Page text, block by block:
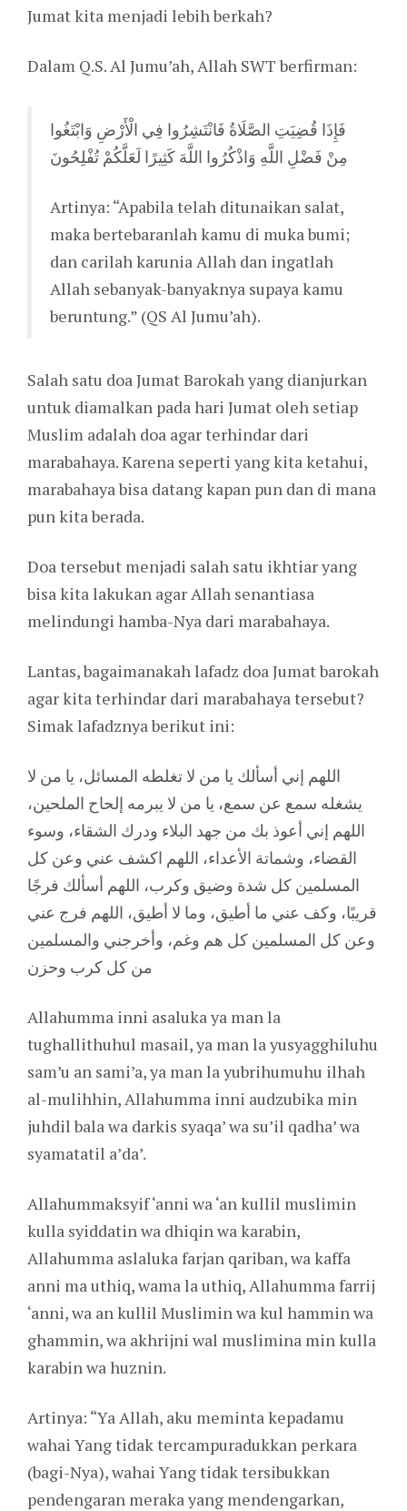
Jumat kita menjadi lebih berkah?
Dalam Q.S. Al Jumu’ah, Allah SWT berfirman:
فَإِذَا قُضِيَتِ الصَّلَاةُ فَانْتَشِرُوا فِي الْأَرْضِ وَابْتَغُوا
مِنْ فَضْلِ اللَّهِ وَاذْكُرُوا اللَّهَ كَثِيرًا لَعَلَّكُمْ تُفْلِحُونَ
Artinya: “Apabila telah ditunaikan salat,
maka bertebaranlah kamu di muka bumi;
dan carilah karunia Allah dan ingatlah
Allah sebanyak-banyaknya supaya kamu
beruntung.” (QS Al Jumu’ah).
Salah satu doa Jumat Barokah yang dianjurkan
untuk diamalkan pada hari Jumat oleh setiap
Muslim adalah doa agar terhindar dari
marabahaya. Karena seperti yang kita ketahui,
marabahaya bisa datang kapan pun dan di mana
pun kita berada.
Doa tersebut menjadi salah satu ikhtiar yang
bisa kita lakukan agar Allah senantiasa
melindungi hamba-Nya dari marabahaya.
Lantas, bagaimanakah lafadz doa Jumat barokah
agar kita terhindar dari marabahaya tersebut?
Simak lafadznya berikut ini:
اللهم إني أسألك يا من لا تغلطه المسائل، يا من لا
يشغله سمع عن سمع، يا من لا يبرمه إلحاح الملحين،
اللهم إني أعوذ بك من جهد البلاء ودرك الشقاء، وسوء
القضاء، وشماتة الأعداء، اللهم اكشف عني وعن كل
المسلمين كل شدة وضيق وكرب، اللهم أسألك فرجًا
قريبًا، وكف عني ما أطيق، وما لا أطيق، اللهم فرج عني
وعن كل المسلمين كل هم وغم، وأخرجني والمسلمين
من كل كرب وحزن
Allahumma inni asaluka ya man la
tughallithuhul masail, ya man la yusyagghiluhu
sam’u an sami’a, ya man la yubrihumuhu ilhah
al-mulihhin, Allahumma inni audzubika min
juhdil bala wa darkis syaqa’ wa su’il qadha’ wa
syamatatil a’da’.
Allahummaksyif ‘anni wa ‘an kullil muslimin
kulla syiddatin wa dhiqin wa karabin,
Allahumma aslaluka farjan qariban, wa kaffa
anni ma uthiq, wama la uthiq, Allahumma farrij
‘anni, wa an kullil Muslimin wa kul hammin wa
ghammin, wa akhrijni wal muslimina min kulla
karabin wa huznin.
Artinya: “Ya Allah, aku meminta kepadamu
wahai Yang tidak tercampuradukkan perkara
(bagi-Nya), wahai Yang tidak tersibukkan
pendengaran meraka yang mendengarkan,